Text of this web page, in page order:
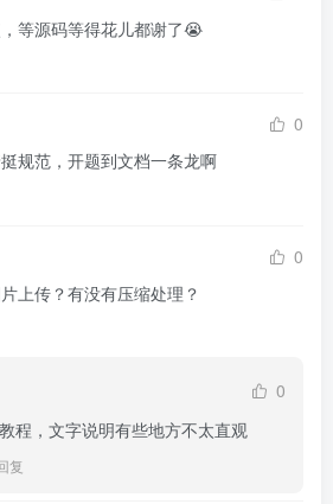
等源码等得花儿都谢了😭
0
规范，开题到文档一条龙啊
0
上传？有没有压缩处理？
0
程，文字说明有些地方不太直观
复